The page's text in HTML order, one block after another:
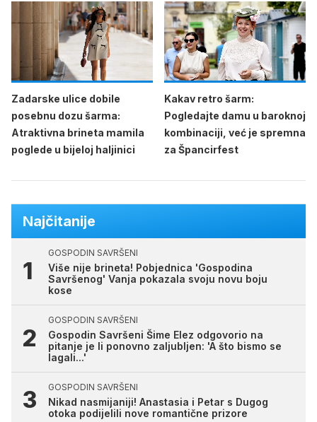
Zadarske ulice dobile
posebnu dozu šarma:
Atraktivna brineta mamila
poglede u bijeloj haljinici
Kakav retro šarm:
Pogledajte damu u baroknoj
kombinaciji, već je spremna
za Špancirfest
Najčitanije
GOSPODIN SAVRŠENI
Više nije brineta! Pobjednica 'Gospodina
Savršenog' Vanja pokazala svoju novu boju
kose
GOSPODIN SAVRŠENI
Gospodin Savršeni Šime Elez odgovorio na
pitanje je li ponovno zaljubljen: 'A što bismo se
lagali...'
GOSPODIN SAVRŠENI
Nikad nasmijaniji! Anastasia i Petar s Dugog
otoka podijelili nove romantične prizore